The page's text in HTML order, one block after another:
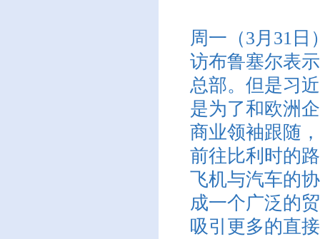
周一（3月31
访布鲁塞尔表
总部。但是习
是为了和欧洲
商业领袖跟随
前往比利时的
飞机与汽车的
成一个广泛的
吸引更多的直